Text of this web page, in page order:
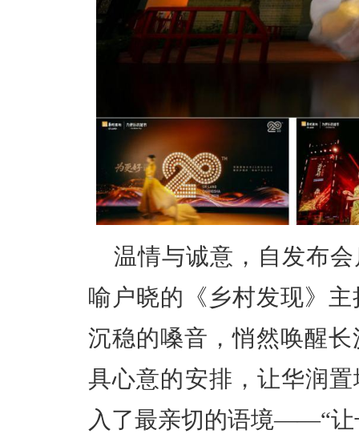
温情与诚意，自发布
喻户晓的《乡村发现》
沉稳的嗓音，悄然唤醒
具心意的安排，让华润
入了最亲切的语境——“让